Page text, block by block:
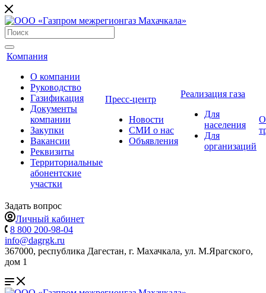
Компания
О компании
Руководство
Газификация
Документы
компании
Закупки
Вакансии
Реквизиты
Территориальные
абонентские
участки
Пресс-центр
Новости
СМИ о нас
Объявления
Реализация газа
Для
населения
Для
организаций
Задать вопрос
Личный кабинет
8 800 200-98-04
info@dagrgk.ru
367000, республика Дагестан, г. Махачкала, ул. М.Ярагского,
дом 1